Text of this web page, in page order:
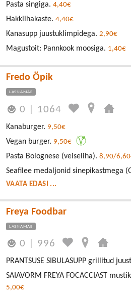
Pasta singiga. 4,40€
Hakklihakaste. 4,40€
Kanasupp juustuklimpidega. 2,90€
Magustoit: Pannkook moosiga. 1,40€
Fredo Öpik
LASNAMÄE
0 1064
Kanaburger. 9,50€
Vegan burger. 9,50€
Pasta Bolognese (veiseliha). 8,90/
Seafilee medaljonid sinepikastmega
VAATA EDASI ...
Freya Foodbar
LASNAMÄE
0 996
PRANTSUSE SIBULASUPP grillitud
SAIAVORM FREYA FOCACCIAST
5,00€